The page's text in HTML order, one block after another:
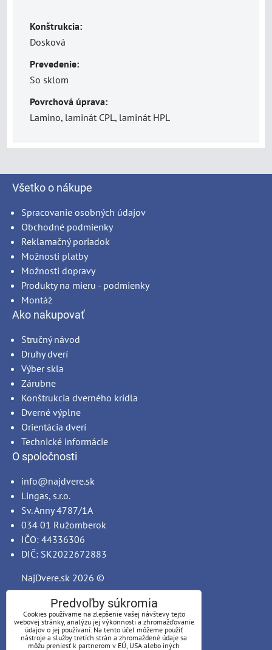
Konštrukcia:
Dosková
Prevedenie:
So sklom
Povrchová úprava:
Lamino, laminát CPL, laminát HPL
Všetko o nákupe
Spracovanie osobných údajov
Obchodné podmienky
Reklamačný poriadok
Možnosti platby
Možnosti dopravy
Produkty na mieru - podmienky
Montáž
Ako nakupovať
Stručný návod
Druhy dverí
Výber skla
Zárubne
Konštrukcia dverného krídla
Dverné výplne
Orientácia dverí
Technické informácie
O spoločnosti
info@najdvere.sk
Lingas, s.r.o.
Sv. Anny 4787/1A
034 01 Ružomberok
IČO: 44336306
DIČ: SK2022672883
NajDvere.sk 2026 ©
Predvoľby súkromia
Cookies používame na zlepšenie vašej návštevy tejto
webovej stránky, analýzu jej výkonnosti a zhromažďovanie
údajov o jej používaní. Na tento účel môžeme použiť
nástroje a služby tretích strán a zhromaždené údaje sa
môžu preniesť k partnerom v EÚ, USA alebo iných